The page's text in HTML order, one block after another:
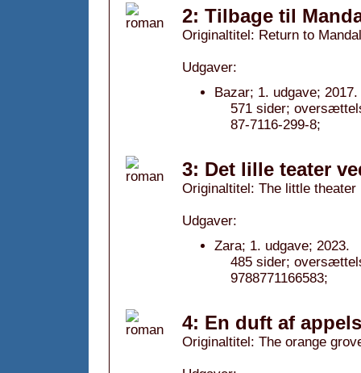
2: Tilbage til
Originaltitel: Return to
Udgaver:
Bazar; 1. udgave; 2017.
571 sider;
87-7116-299-8;
3: Det lille teater
Originaltitel: The little theater
Udgaver:
Zara; 1. udgave; 2023.
485 sider;
9788771166583;
4: En duft af
Originaltitel: The orange